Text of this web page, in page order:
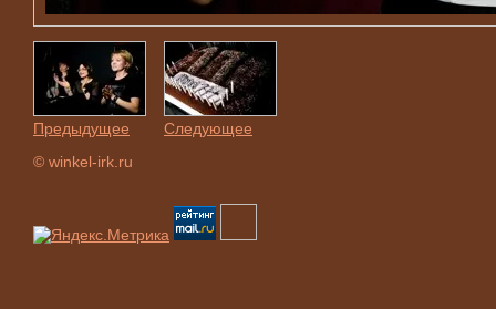
Предыдущее
Следующее
© winkel-irk.ru